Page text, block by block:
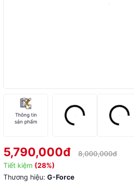
Thông tin
sản phẩm
5,790,000đ
8,000,000đ
Tiết kiệm (28%)
Thương hiệu: G-Force